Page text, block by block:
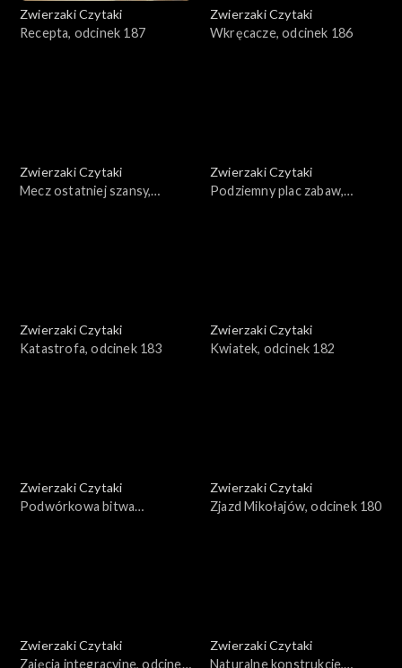
Zwierzaki Czytaki
Recepta, odcinek 187
Zwierzaki Czytaki
Wkręcacze, odcinek 186
Zwierzaki Czytaki
Mecz ostatniej szansy,
Zwierzaki Czytaki
Podziemny plac zabaw,
Zwierzaki Czytaki
Katastrofa, odcinek 183
Zwierzaki Czytaki
Kwiatek, odcinek 182
Zwierzaki Czytaki
Podwórkowa bitwa
Zwierzaki Czytaki
Zjazd Mikołajów, odcinek 180
Zwierzaki Czytaki
Zajęcia integracyjne, odcinek
Zwierzaki Czytaki
Naturalne konstrukcje,